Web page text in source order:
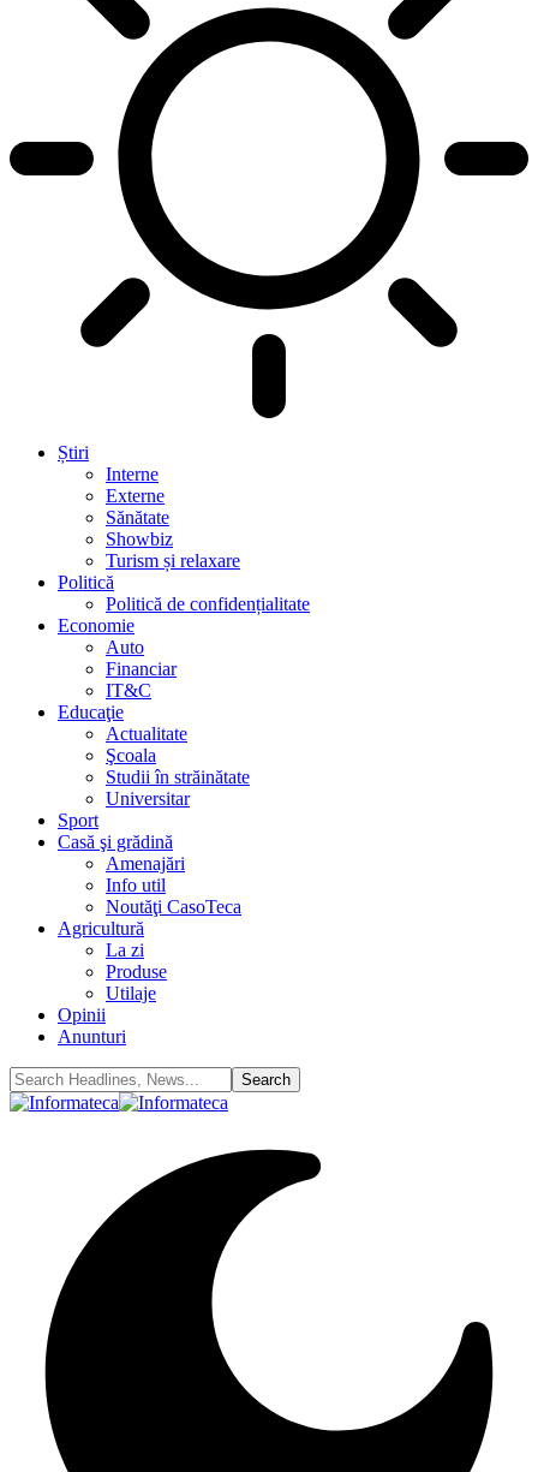
Știri
Interne
Externe
Sănătate
Showbiz
Turism și relaxare
Politică
Politică de confidențialitate
Economie
Auto
Financiar
IT&C
Educaţie
Actualitate
Şcoala
Studii în străinătate
Universitar
Sport
Casă şi grădină
Amenajări
Info util
Noutăţi CasoTeca
Agricultură
La zi
Produse
Utilaje
Opinii
Anunturi